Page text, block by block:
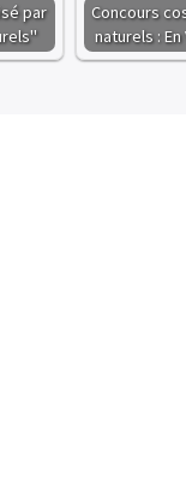
par
Concours
naturels :